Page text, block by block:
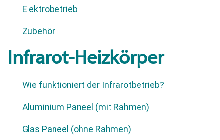
Elektrobetrieb
Zubehör
Infrarot-Heizkörper
Wie funktioniert der Infrarotbetrieb?
Aluminium Paneel (mit Rahmen)
Glas Paneel (ohne Rahmen)